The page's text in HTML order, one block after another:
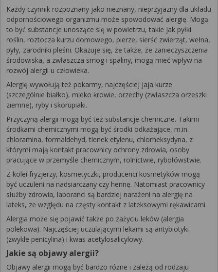
Każdy czynnik rozpoznany jako nieznany, nieprzyjazny dla układu
odpornościowego organizmu może spowodować alergię. Mogą
to być substancje unoszące się w powietrzu, takie jak pyłki
roślin, roztocza kurzu domowego, pierze, sierść zwierząt, wełna,
pyły, zarodniki pleśni. Okazuje się, że także, że zanieczyszczenia
środowiska, a zwłaszcza smog i spaliny, mogą mieć wpływ na
rozwój alergii u człowieka.
Alergię wywołują też pokarmy, najczęściej jaja kurze
(szczególnie białko), mleko krowie, orzechy (zwłaszcza orzeszki
ziemne), ryby i skorupiaki.
Przyczyną alergii mogą być też substancje chemiczne. Takimi
środkami chemicznymi mogą być środki odkażające, m.in.
chloramina, formaldehyd, tlenek etylenu, chlorheksydyna, z
którymi mają kontakt pracownicy ochrony zdrowia, osoby
pracujące w przemyśle chemicznym, rolnictwie, rybołówstwie.
Z kolei fryzjerzy, kosmetyczki, producenci kosmetyków mogą
być uczuleni na nadsiarczany czy hennę. Natomiast pracownicy
służby zdrowia, laboranci są bardziej narażeni na alergię na
lateks, ze względu na częsty kontakt z lateksowymi rękawicami.
Alergia może się pojawić także po zażyciu leków (alergia
polekowa). Najczęściej uczulającymi lekami są antybiotyki
(zwykle penicylina) i kwas acetylosalicylowy.
Jakie są objawy alergii?
Objawy alergii mogą być bardzo różne i zależą od rodzaju